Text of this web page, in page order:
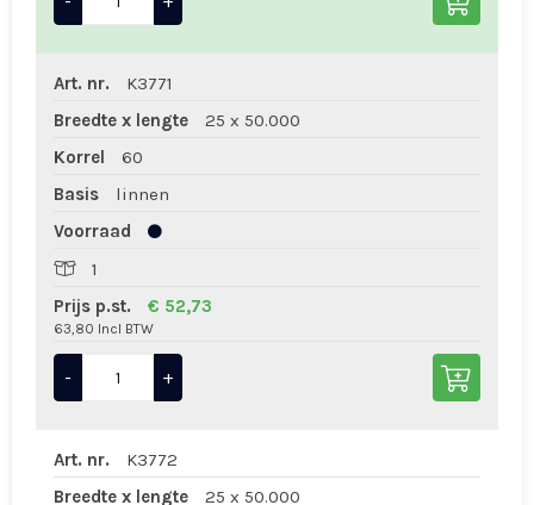
Art. nr.
K3771
Breedte x lengte
25 x 50.000
Korrel
60
Basis
linnen
Voorraad
1
Prijs p.st.
€ 52,73
63,80 Incl BTW
- +
Art. nr.
K3772
Breedte x lengte
25 x 50.000